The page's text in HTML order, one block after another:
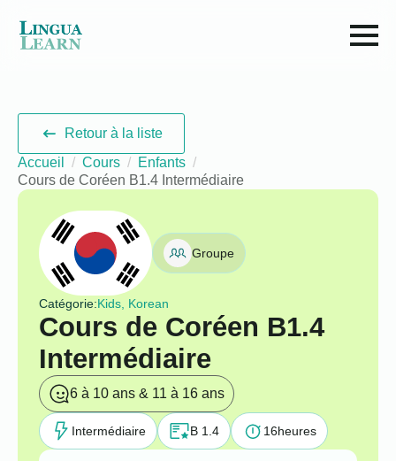
Retour à la liste
Accueil
Cours
Enfants
Cours de Coréen B1.4 Intermédiaire
Groupe
Catégorie:Kids, Korean
Cours de Coréen B1.4
Intermédiaire
6 à 10 ans & 11 à 16 ans
Intermédiaire B 1.4 16heures